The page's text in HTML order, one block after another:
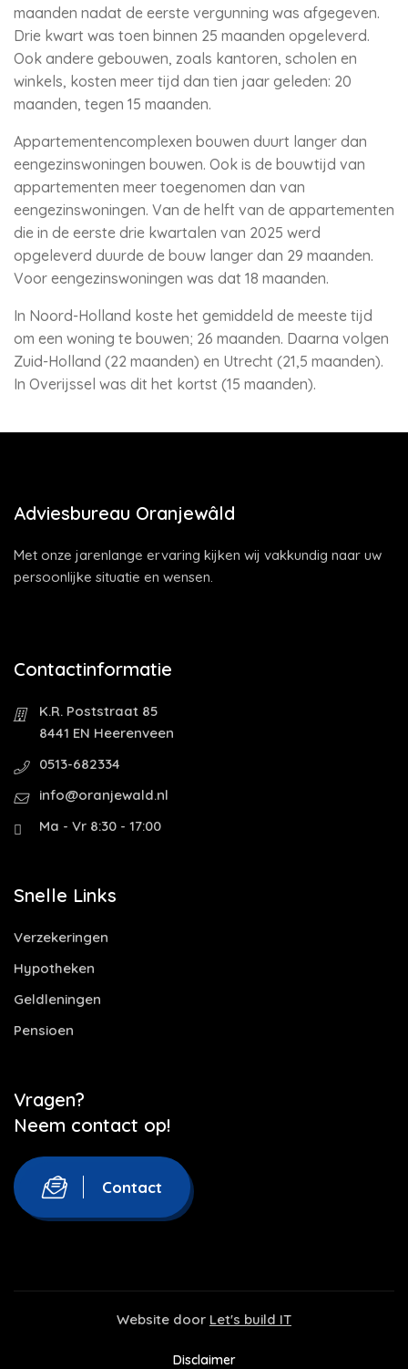
maanden nadat de eerste vergunning was afgegeven.
Drie kwart was toen binnen 25 maanden opgeleverd.
Ook andere gebouwen, zoals kantoren, scholen en
winkels, kosten meer tijd dan tien jaar geleden: 20
maanden, tegen 15 maanden.
Appartementencomplexen bouwen duurt langer dan
eengezinswoningen bouwen. Ook is de bouwtijd van
appartementen meer toegenomen dan van
eengezinswoningen. Van de helft van de appartementen
die in de eerste drie kwartalen van 2025 werd
opgeleverd duurde de bouw langer dan 29 maanden.
Voor eengezinswoningen was dat 18 maanden.
In Noord-Holland koste het gemiddeld de meeste tijd
om een woning te bouwen; 26 maanden. Daarna volgen
Zuid-Holland (22 maanden) en Utrecht (21,5 maanden).
In Overijssel was dit het kortst (15 maanden).
Adviesbureau Oranjewâld
Met onze jarenlange ervaring kijken wij vakkundig naar uw
persoonlijke situatie en wensen.
Contactinformatie
K.R. Poststraat 85
8441 EN Heerenveen
0513-682334
info@oranjewald.nl
Ma - Vr 8:30 - 17:00
Snelle Links
Verzekeringen
Hypotheken
Geldleningen
Pensioen
Vragen?
Neem contact op!
Contact
Website door Let's build IT
Disclaimer